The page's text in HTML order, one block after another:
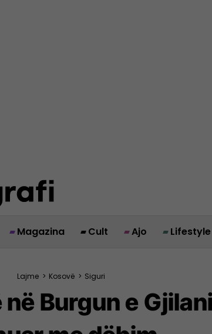
Magazina Cult Ajo Lifestyle
Lajme > Kosovë > Siguri
Burgun e